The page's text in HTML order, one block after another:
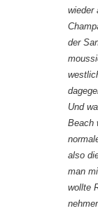
wieder
der
Und
Beach
also
man
wollte